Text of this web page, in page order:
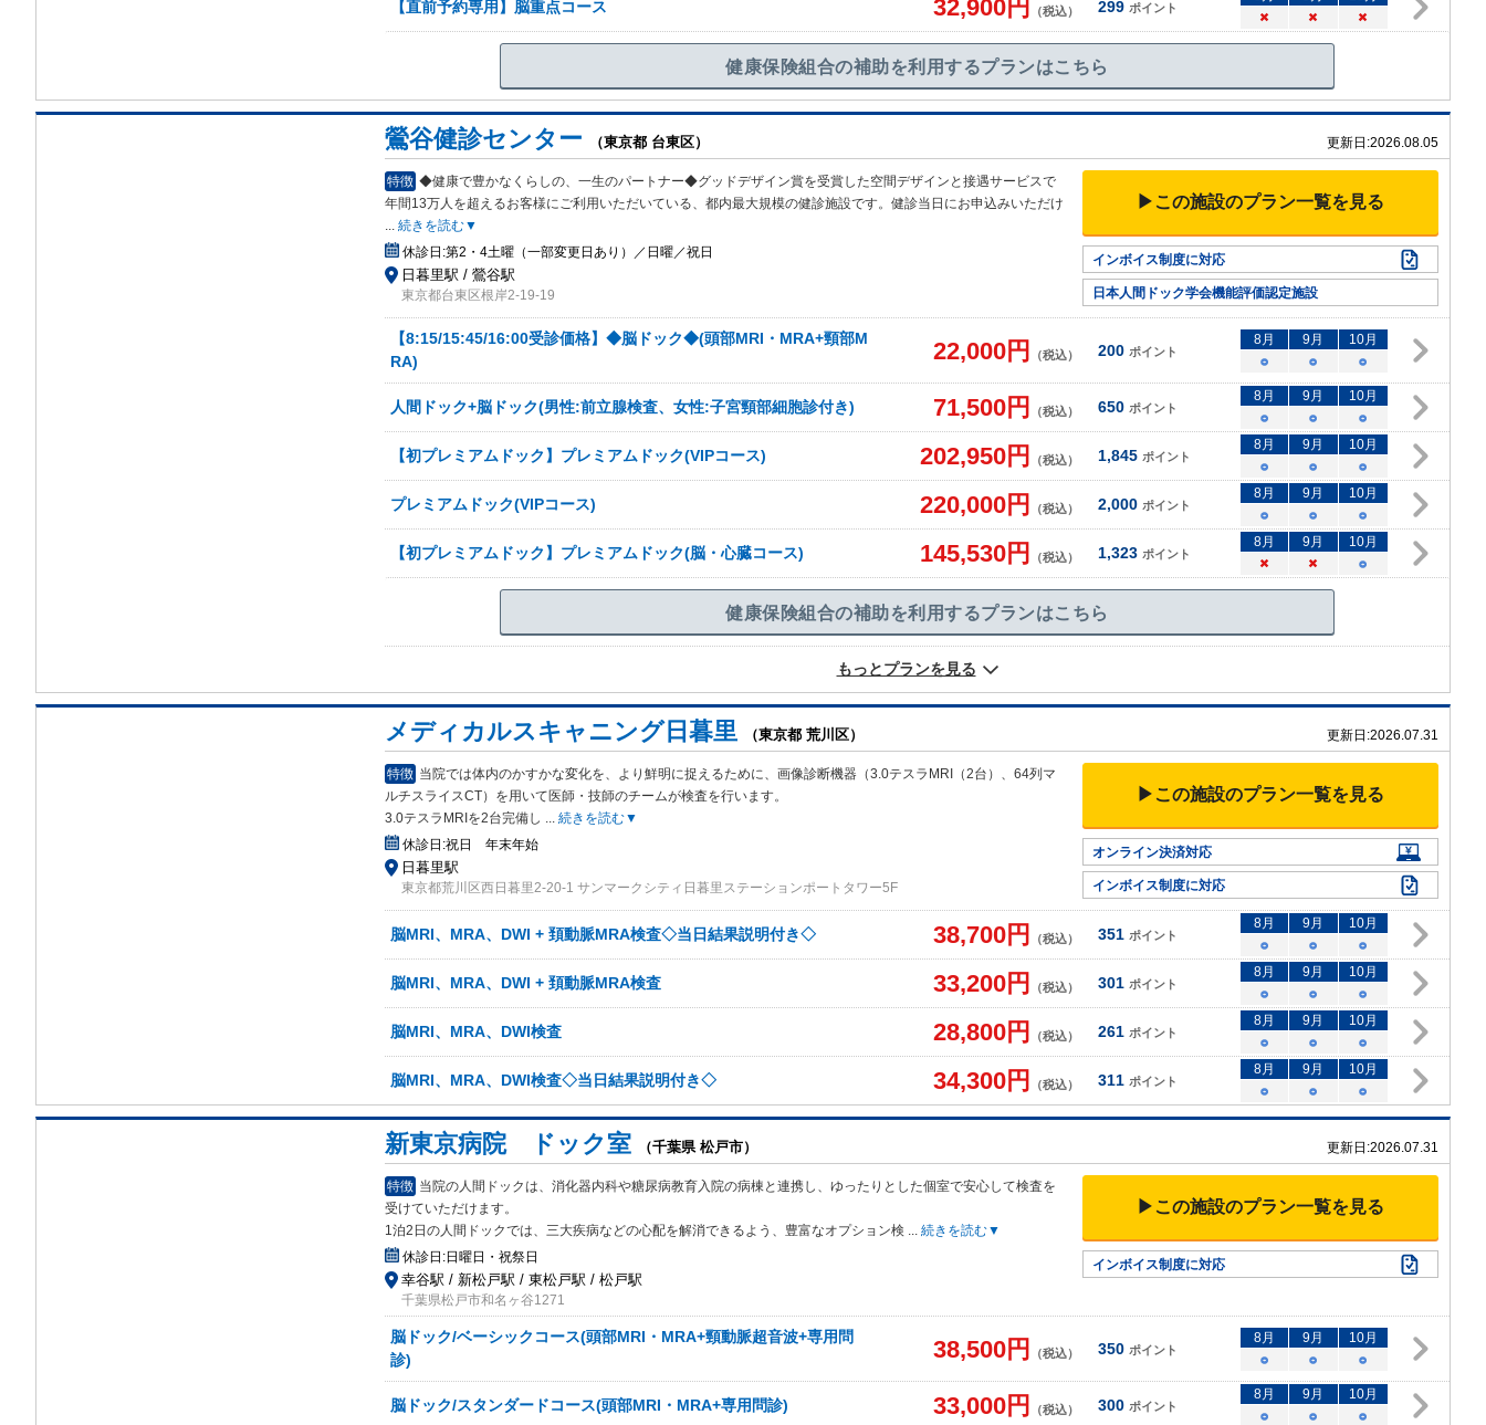
【直前予約専用】脳重点コース 32,900円 （税込） 299 ポイント
×
× ×
健康保険組合の補助を利用するプランはこちら
鶯谷健診センター （東京都 台東区） 更新日:2026.08.05
特徴 ◆健康で豊かなくらしの、一生のパートナー◆グッドデザイン賞を受賞した空間デザインと接遇サービスで
年間 13万人を超えるお客様にご利用いただいている、都内最大規模の健診施設です。健診当日にお申込みいただけ
... 続きを読む▼
休診日:第2・4土曜（一部変更日あり）／日曜／祝日
日暮里駅 / 鶯谷駅
東京都台東区根岸2-19-19
▶この施設のプラン一覧を見る
インボイス制度に対応
日本人間ドック学会機能評価認定施設
【8:15/15:45/16:00受診価格】◆脳ドック◆(頭部MRI・MRA+頸部M
RA)
22,000円 （税込） 200 ポイント
8月 9月 10月
○
○ ○
人間ドック+脳ドック(男性:前立腺検査、女性:子宮頸部細胞診付き) 71,500円 （税込） 650 ポイント
8月 9月 10月
○
○ ○
【初プレミアムドック】プレミアムドック(VIPコース) 202,950円 （税込） 1,845 ポイント
8月 9月 10月
○
○ ○
プレミアムドック(VIPコース) 220,000円 （税込） 2,000 ポイント
8月 9月 10月
○
○ ○
【初プレミアムドック】プレミアムドック(脳・心臓コース) 145,530円 （税込） 1,323 ポイント
8月 9月 10月
×
× ○
健康保険組合の補助を利用するプランはこちら
もっとプランを見る
メディカルスキャニング日暮里 （東京都 荒川区） 更新日:2026.07.31
特徴 当院では体内のかすかな変化を、より鮮明に捉えるために、画像診断機器（3.0テスラMRI（2台）、64列マ
ルチスライスCT）を用いて医師・技師のチームが検査を行います。
3.0テスラMRIを2台完備し ... 続きを読む▼
休診日:祝日 年末年始
日暮里駅
東京都荒川区西日暮里2-20-1 サンマークシティ日暮里ステーションポートタワー5F
▶この施設のプラン一覧を見る
オンライン決済対応
インボイス制度に対応
脳MRI、MRA、DWI + 頚動脈MRA検査◇当日結果説明付き◇ 38,700円 （税込） 351 ポイント
8月 9月 10月
○
○ ○
脳MRI、MRA、DWI + 頚動脈MRA検査 33,200円 （税込） 301 ポイント
8月 9月 10月
○
○ ○
脳MRI、MRA、DWI検査 28,800円 （税込） 261 ポイント
8月 9月 10月
○
○ ○
脳MRI、MRA、DWI検査◇当日結果説明付き◇ 34,300円 （税込） 311 ポイント
8月 9月 10月
○
○ ○
新東京病院 ドック室 （千葉県 松戸市） 更新日:2026.07.31
特徴 当院の人間ドックは、消化器内科や糖尿病教育入院の病棟と連携し、ゆったりとした個室で安心して検査を
受けていただけます。
1泊2日の人間ドックでは、三大疾病などの心配を解消できるよう、豊富なオプション検 ... 続きを読む▼
休診日:日曜日・祝祭日
幸谷駅 / 新松戸駅 / 東松戸駅 / 松戸駅
千葉県松戸市和名ヶ谷1271
▶この施設のプラン一覧を見る
インボイス制度に対応
脳ドック/ベーシックコース(頭部MRI・MRA+頸動脈超音波+専用問
診)
38,500円 （税込） 350 ポイント
8月 9月 10月
○
○ ○
脳ドック/スタンダードコース(頭部MRI・MRA+専用問診) 33,000円 （税込） 300 ポイント
8月 9月 10月
○
○ ○